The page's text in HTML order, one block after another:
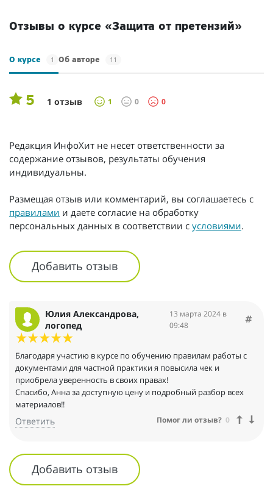
Отзывы о курсе «Защита от претензий»
О курсе 1 Об авторе 11
5 1 отзыв 1 0 0
Редакция ИнфоХит не несет ответственности за
содержание отзывов, результаты обучения
индивидуальны.
Размещая отзыв или комментарий, вы соглашаетесь с
правилами и даете согласие на обработку
персональных данных в соответствии с условиями.
Добавить отзыв
Юлия Александрова,
логопед
13 марта 2024 в
09:48
Благодаря участию в курсе по обучению правилам работы с
документами для частной практики я повысила чек и
приобрела уверенность в своих правах!
Спасибо, Анна за доступную цену и подробный разбор всех
материалов!!
Ответить Помог ли отзыв? 0
Добавить отзыв